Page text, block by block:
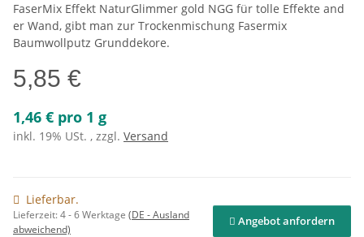
FaserMix Effekt NaturGlimmer gold NGG für tolle Effekte and
er Wand, gibt man zur Trockenmischung Fasermix
Baumwollputz Grunddekore.
5,85 €
1,46 € pro 1 g
inkl. 19% USt. , zzgl. Versand
Lieferbar.
Lieferzeit:4 - 6 Werktage (DE - Ausland
abweichend)
Angebot anfordern